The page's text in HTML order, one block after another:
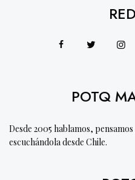
POTQ
Desde 2005 hablamos,
escuchándola desde Chile.